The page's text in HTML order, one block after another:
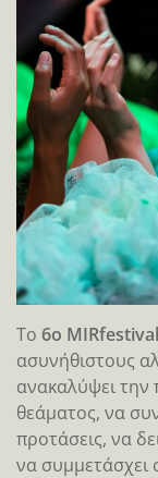
Το 6ο MIRfestival
ασυνήθιστους
ανακαλύψει
θεάματος, να
προτάσεις, να
να συμμετάσχει